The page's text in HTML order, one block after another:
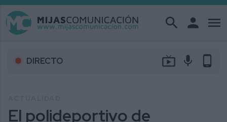
search person menu
DIRECTO live_tv mic phone_android
El polideportivo de